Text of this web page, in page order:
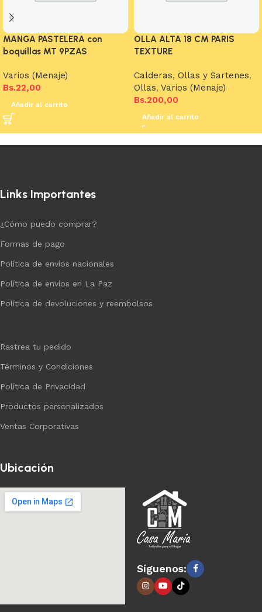
MANGA PASTELERA con
boquillas MT 9PZAS
Varios (Menaje)
Bs.22,00
Añadir al carrito
OLLA ALTA 18 CM PARIS
TEXTURE
Calderas, Ollas y Sartenes,
Ollas, Varios (Menaje)
Bs.200,00
Añadir al carrito
Links Importantes
¿Cómo puedo comprar?
Formas de pago
Política de envíos nacionales
Política de envíos en La Paz
Política de devoluciones y reembolsos
Rastrea tu pedido
Términos y Condiciones
Política de Privacidad
Productos personalizados
Ventas Corporativas
Ubicación
Síguenos: